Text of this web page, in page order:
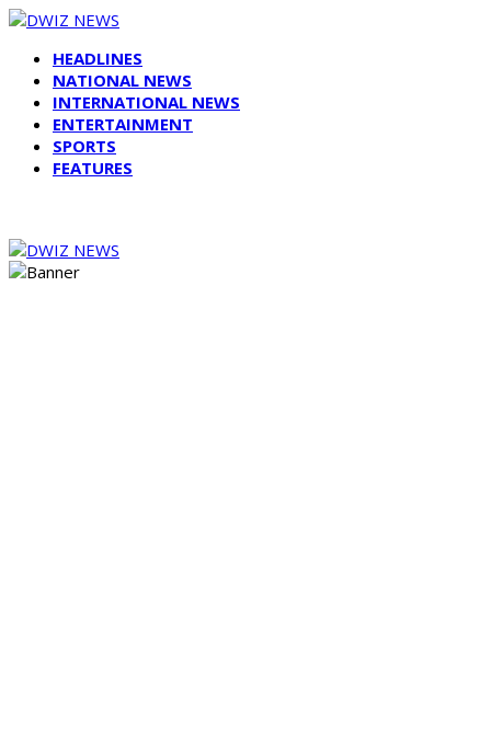
HEADLINES
NATIONAL NEWS
INTERNATIONAL NEWS
ENTERTAINMENT
SPORTS
FEATURES